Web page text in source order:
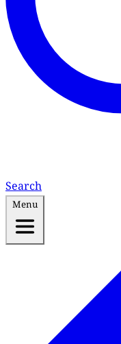
Search
Menu